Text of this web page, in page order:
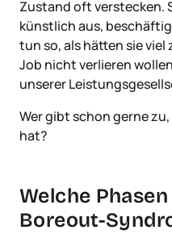
Zustand oft verstecken.
künstlich aus,
tun so, als hätten sie viel
Job nicht verlieren
unserer
Wer gibt schon gerne
hat?
Welche
Boreout-